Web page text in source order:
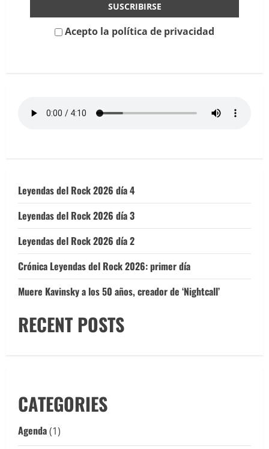
Acepto la política de privacidad
Leyendas del Rock 2026 día 4
Leyendas del Rock 2026 día 3
Leyendas del Rock 2026 día 2
Crónica Leyendas del Rock 2026: primer día
Muere Kavinsky a los 50 años, creador de ‘Nightcall’
RECENT POSTS
CATEGORIES
Agenda(1)